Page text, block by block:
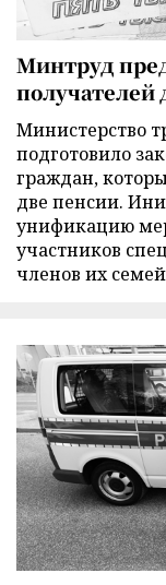
Минтруд
получателей
Министерство
подготовило
граждан,
две пенсии.
унификацию
участников
членов их